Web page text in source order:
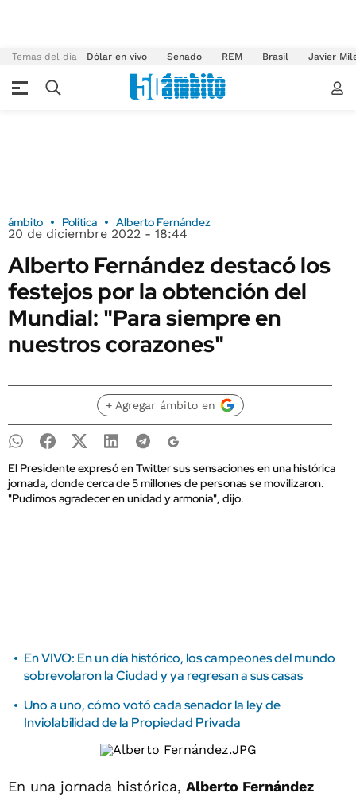
Temas del día Dólar en vivo Senado REM Brasil Javier
ámbito Política Alberto Fernández
20 de diciembre 2022 - 18:44
Alberto Fernández destacó los
festejos por la obtención del
Mundial: "Para siempre en
nuestros corazones"
+ Agregar ámbito en
El Presidente expresó en Twitter sus sensaciones en una histórica
jornada, donde cerca de 5 millones de personas se movilizaron.
"Pudimos agradecer en unidad y armonía", dijo.
En VIVO: En un día histórico, los campeones del mundo
sobrevolaron la Ciudad y ya regresan a sus casas
Uno a uno, cómo votó cada senador la ley de
Inviolabilidad de la Propiedad Privada
En una jornada histórica, Alberto Fernández